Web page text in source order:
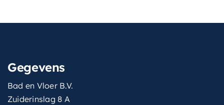
Gegevens
Bad en Vloer B.V.
Zuiderinslag 8 A